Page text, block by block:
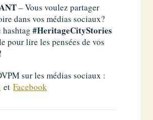
– Vous voulez partager
dans vos médias sociaux?
hashtag#HeritageCityStories
pour lire les pensées de vos
sur les médias sociaux :
etFacebook